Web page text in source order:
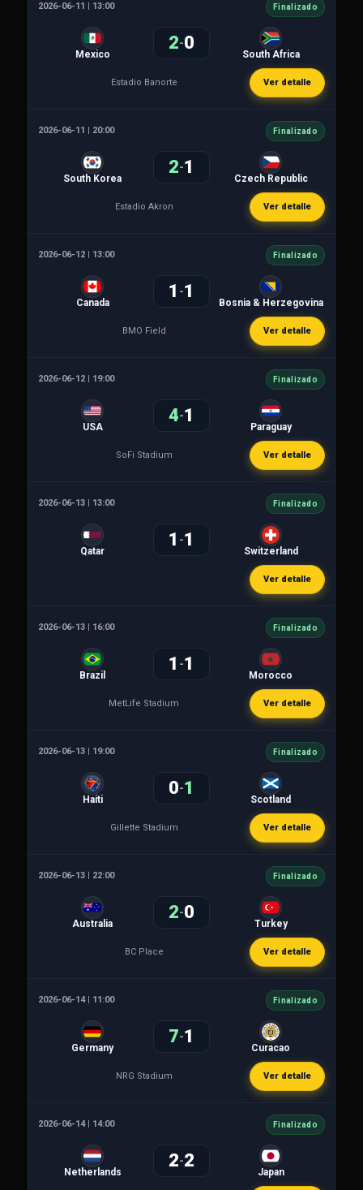
2026-06-11 | 13:00 Finalizado
Mexico
2-0
South Africa
Estadio Banorte Ver detalle
2026-06-11 | 20:00 Finalizado
South Korea
2-1
Czech Republic
Estadio Akron Ver detalle
2026-06-12 | 13:00 Finalizado
Canada
1 -1
Bosnia & Herzegovina
BMO Field Ver detalle
2026-06-12 | 19:00 Finalizado
USA
4-1
Paraguay
SoFi Stadium Ver detalle
2026-06-13 | 13:00 Finalizado
Qatar
1 -1
Switzerland
Ver detalle
2026-06-13 | 16:00 Finalizado
Brazil
1 -1
Morocco
MetLife Stadium Ver detalle
2026-06-13 | 19:00 Finalizado
Haiti
0-1
Scotland
Gillette Stadium Ver detalle
2026-06-13 | 22:00 Finalizado
Australia
2-0
Turkey
BC Place Ver detalle
2026-06-14 | 11:00 Finalizado
Germany
7-1
Curacao
NRG Stadium Ver detalle
2026-06-14 | 14:00 Finalizado
Netherlands
2-2
Japan